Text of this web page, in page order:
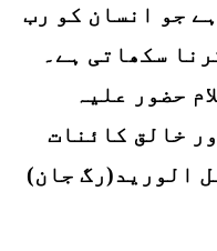
جو انسان کو رب
سکھاتی ہے۔
حضور علیہ
خالق کائنات
الورید(رگ جان)